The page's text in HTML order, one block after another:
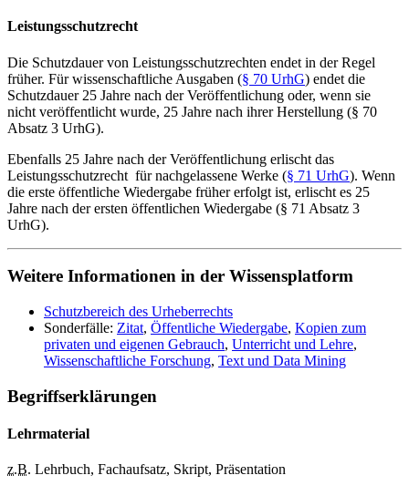
Leistungsschutzrecht
Die Schutzdauer von Leistungsschutzrechten endet in der Regel
früher. Für wissenschaftliche Ausgaben (§ 70 UrhG) endet die
Schutzdauer 25 Jahre nach der Veröffentlichung oder, wenn sie
nicht veröffentlicht wurde, 25 Jahre nach ihrer Herstellung (§ 70
Absatz 3 UrhG).
Ebenfalls 25 Jahre nach der Veröffentlichung erlischt das
Leistungsschutzrecht für nachgelassene Werke (§ 71 UrhG). Wenn
die erste öffentliche Wiedergabe früher erfolgt ist, erlischt es 25
Jahre nach der ersten öffentlichen Wiedergabe (§ 71 Absatz 3
UrhG).
Weitere Informationen in der Wissensplatform
Schutzbereich des Urheberrechts
Sonderfälle: Zitat, Öffentliche Wiedergabe, Kopien zum
privaten und eigenen Gebrauch, Unterricht und Lehre,
Wissenschaftliche Forschung, Text und Data Mining
Begriffserklärungen
Lehrmaterial
z.B. Lehrbuch, Fachaufsatz, Skript, Präsentation